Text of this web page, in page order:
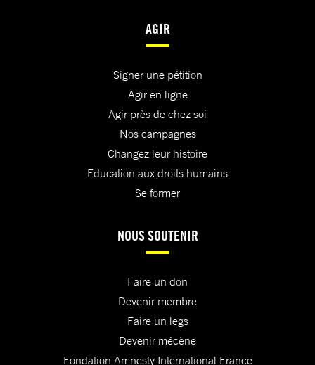
AGIR
Signer une pétition
Agir en ligne
Agir près de chez soi
Nos campagnes
Changez leur histoire
Education aux droits humains
Se former
NOUS SOUTENIR
Faire un don
Devenir membre
Faire un legs
Devenir mécène
Fondation Amnesty International France